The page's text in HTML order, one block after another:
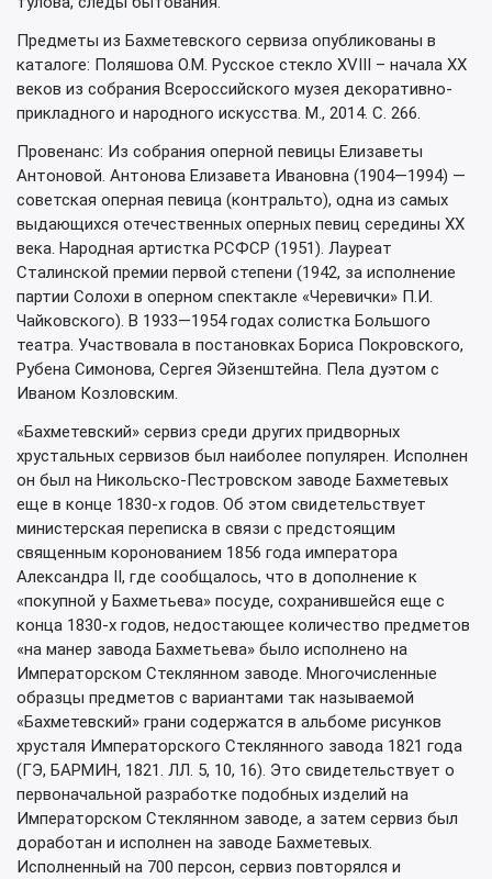
Предметы из Бахметевского сервиза опубликованы в
каталоге: Поляшова О.М. Русское стекло XVIII – начала XX
веков из собрания Всероссийского музея декоративно-
прикладного и народного искусства. М., 2014. С. 266.
Провенанс: Из собрания оперной певицы Елизаветы
Антоновой. Антонова Елизавета Ивановна (1904—1994) —
советская оперная певица (контральто), одна из самых
выдающихся отечественных оперных певиц середины XX
века. Народная артистка РСФСР (1951). Лауреат
Сталинской премии первой степени (1942, за исполнение
партии Солохи в оперном спектакле «Черевички» П.И.
Чайковского). В 1933—1954 годах солистка Большого
театра. Участвовала в постановках Бориса Покровского,
Рубена Симонова, Сергея Эйзенштейна. Пела дуэтом с
Иваном Козловским.
«Бахметевский» сервиз среди других придворных
хрустальных сервизов был наиболее популярен. Исполнен
он был на Никольско-Пестровском заводе Бахметевых
еще в конце 1830-х годов. Об этом свидетельствует
министерская переписка в связи с предстоящим
священным коронованием 1856 года императора
Александра II, где сообщалось, что в дополнение к
«покупной у Бахметьева» посуде, сохранившейся еще с
конца 1830-х годов, недостающее количество предметов
«на манер завода Бахметьева» было исполнено на
Императорском Стеклянном заводе. Многочисленные
образцы предметов с вариантами так называемой
«Бахметевский» грани содержатся в альбоме рисунков
хрусталя Императорского Стеклянного завода 1821 года
(ГЭ, БАРМИН, 1821. ЛЛ. 5, 10, 16). Это свидетельствует о
первоначальной разработке подобных изделий на
Императорском Стеклянном заводе, а затем сервиз был
доработан и исполнен на заводе Бахметевых.
Исполненный на 700 персон, сервиз повторялся и